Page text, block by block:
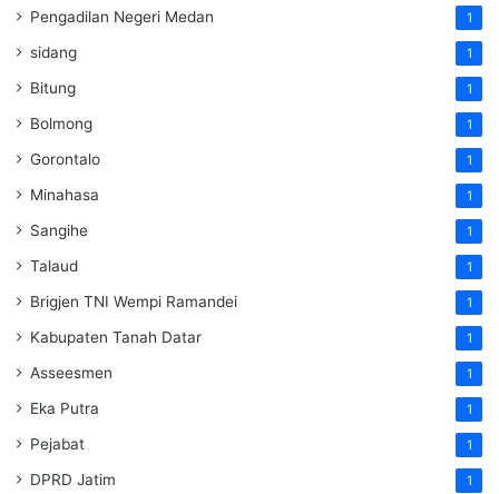
Pengadilan Negeri Medan 1
sidang 1
Bitung 1
Bolmong 1
Gorontalo 1
Minahasa 1
Sangihe 1
Talaud 1
Brigjen TNI Wempi Ramandei 1
Kabupaten Tanah Datar 1
Asseesmen 1
Eka Putra 1
Pejabat 1
DPRD Jatim 1